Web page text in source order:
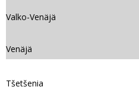
Valko-Venäjä
Venäjä
Tšetšenia